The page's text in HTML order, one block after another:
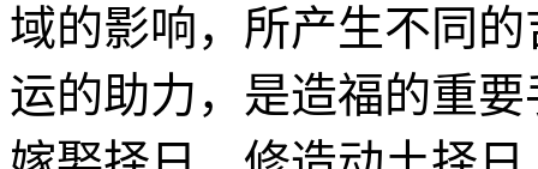
域的影响，所产生不同
运的助力，是造福的重